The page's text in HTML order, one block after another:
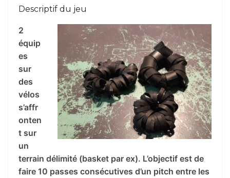
Descriptif du jeu
2
équip
es
sur
des
vélos
s’affr
onten
t sur
un
terrain délimité (basket par ex). L’objectif est de
faire 10 passes consécutives d’un pitch entre les